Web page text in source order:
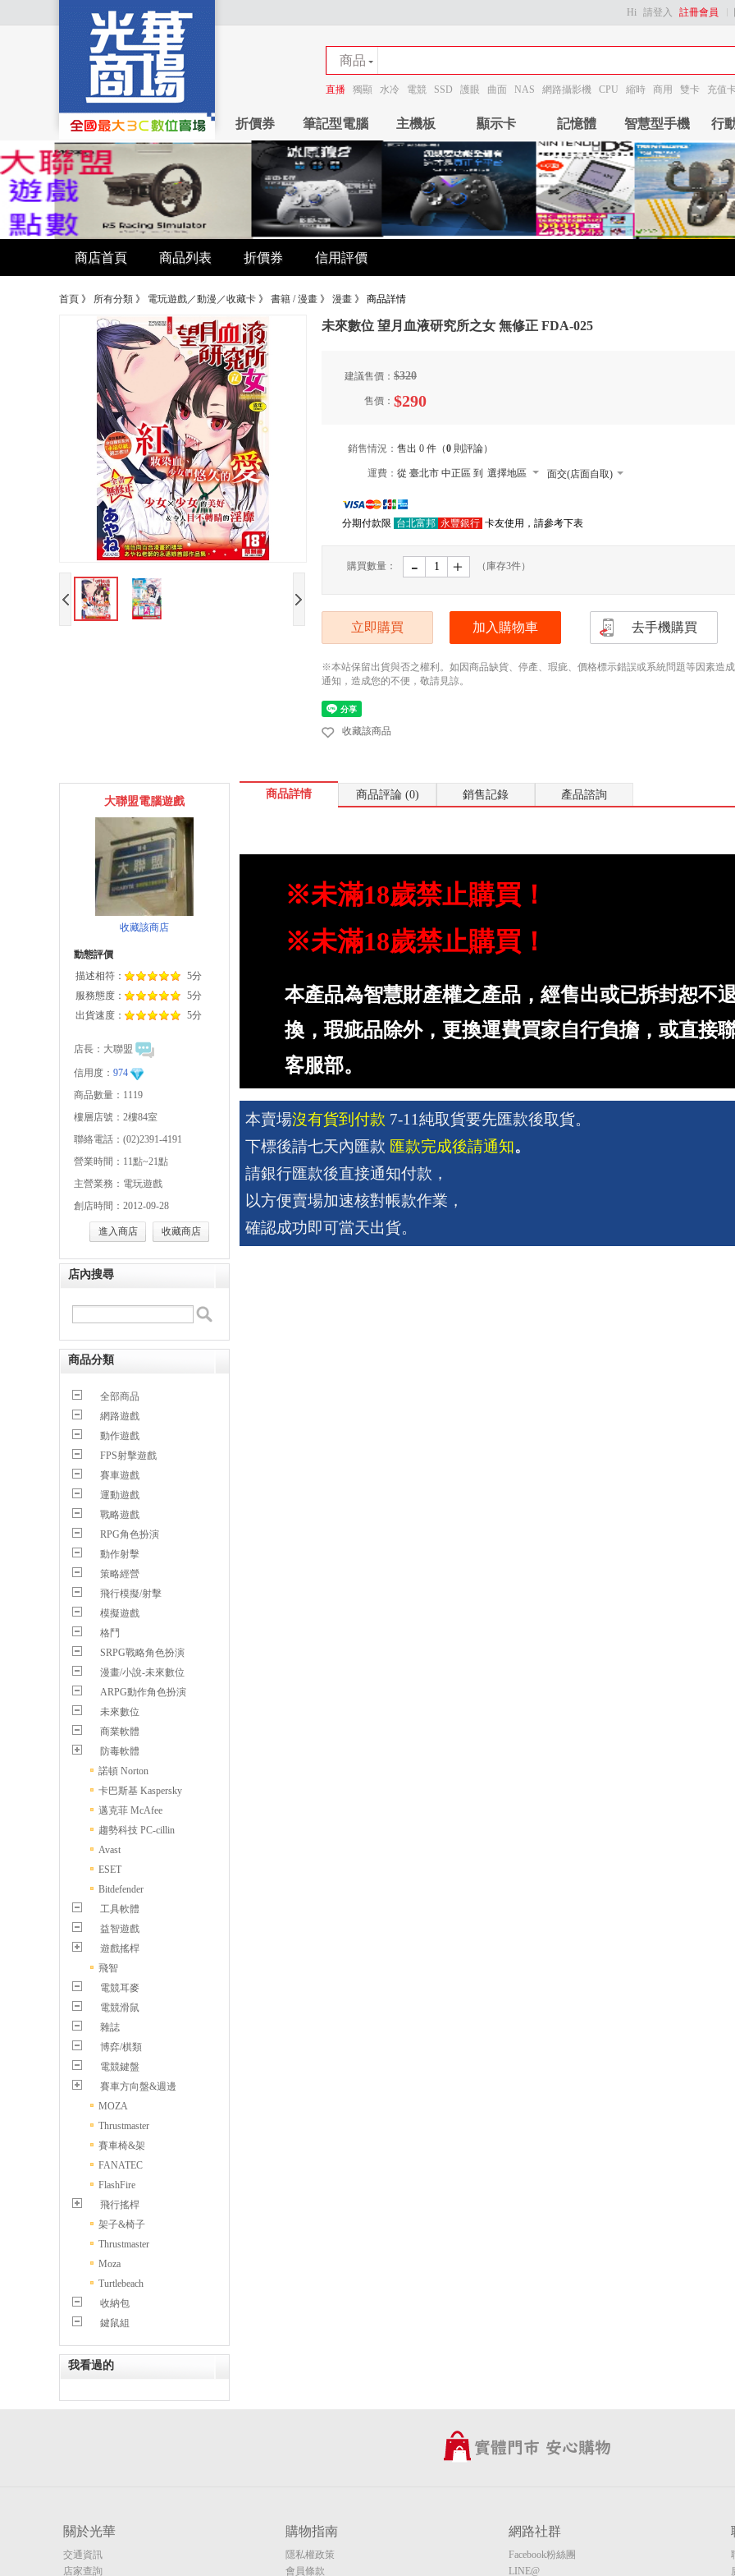
Hi 請登入 註冊會員
商品
商店
直播 獨顯 水冷 電競 SSD 護眼 曲面 NAS 網路攝影機 CPU 縮時 商用 雙卡 充值
折價券 筆記型電腦 主機板 顯示卡 記憶體 智慧型手機 行
商店首頁 商品列表 折價券 信用評價
首頁 》 所有分類 》 電玩遊戲／動漫／收藏卡 》 書籍 / 漫畫 》 漫畫 》 商品詳情
未來數位 望月血液研究所之女 無修正 FDA-025
建議售價： $320
售價： $290
銷售情況： 售出 0 件（0 則評論）
運費： 從 臺北市 中正區 到 選擇地區 面交(店面自取)
郵寄小包裹
本島大型宅配
分期付款限 台北富邦 永豐銀行 卡友使用，請參考下表
購買數量： - ﹢ （庫存3件）
立即購買 加入購物車 去手機購買
※本站保留出貨與否之權利。如因商品缺貨、停產、瑕疵、價格標示錯誤或系統問題等因素造
通知，造成您的不便，敬請見諒。
收藏該商品
大聯盟電腦遊戲
收藏該商店
動態評價
描述相符：
5分
服務態度：
5分
出貨速度：
5分
店長： 大聯盟
信用度： 974
商品數量：1119
樓層店號：2樓84室
聯絡電話：(02)2391-4191
營業時間：11點~21點
主營業務：電玩遊戲
創店時間：2012-09-28
進入商店 收藏商店
店內搜尋
商品分類
全部商品
網路遊戲
動作遊戲
FPS射擊遊戲
賽車遊戲
運動遊戲
戰略遊戲
RPG角色扮演
動作射擊
策略經營
飛行模擬/射擊
模擬遊戲
格鬥
SRPG戰略角色扮演
漫畫/小說-未來數位
ARPG動作角色扮演
未來數位
商業軟體
防毒軟體
諾頓 Norton
卡巴斯基 Kaspersky
邁克菲 McAfee
趨勢科技 PC-cillin
Avast
ESET
Bitdefender
工具軟體
益智遊戲
遊戲搖桿
飛智
電競耳麥
電競滑鼠
雜誌
博弈/棋類
電競鍵盤
賽車方向盤&週邊
MOZA
Thrustmaster
賽車椅&架
FANATEC
FlashFire
飛行搖桿
架子&椅子
Thrustmaster
Moza
Turtlebeach
收納包
鍵鼠組
我看過的
商品詳情 商品評論 (0) 銷售記錄 產品諮詢
※未滿18歲禁止購買！
※未滿18歲禁止購買！
本產品為智慧財產權之產品，經售出或已拆封恕不
換，瑕疵品除外，更換運費買家自行負擔，或直接
客服部。
本賣場沒有貨到付款 7-11純取貨要先匯款後取貨。
下標後請七天內匯款 匯款完成後請通知。
請銀行匯款後直接通知付款，
以方便賣場加速核對帳款作業，
確認成功即可當天出貨。
關於光華
交通資訊
店家查詢
購物指南
隱私權政策
會員條款
網路社群
Facebook粉絲團
LINE@